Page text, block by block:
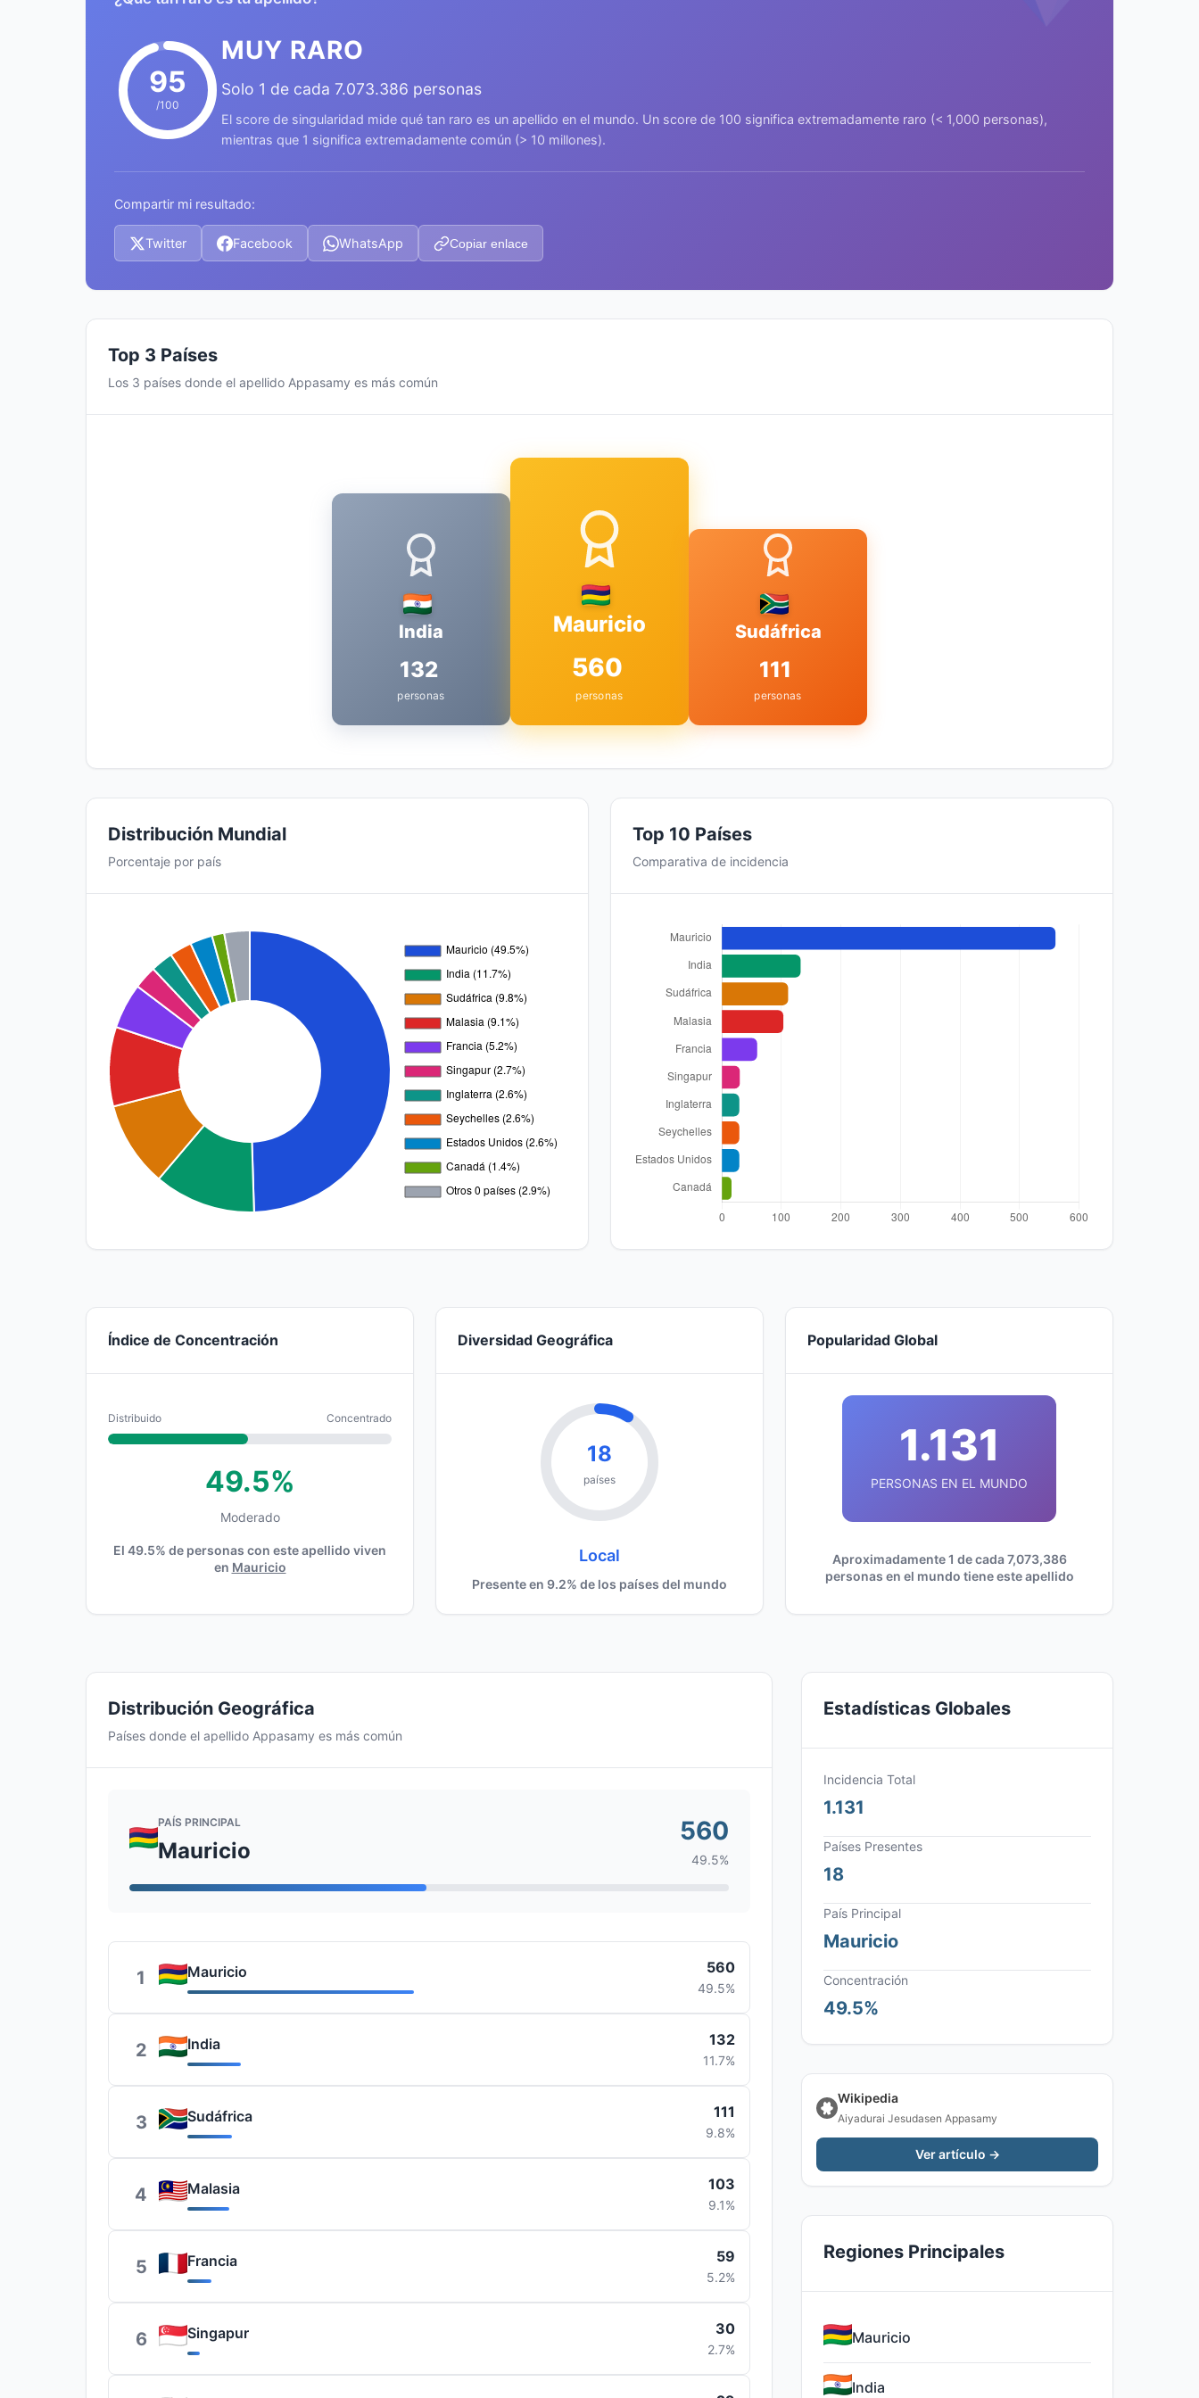
95
/100
MUY RARO
Solo 1 de cada 7.073.386 personas
El score de singularidad mide qué tan raro es un apellido en el mundo. Un score de 100 significa extremadamente raro (< 1,000 personas),
mientras que 1 significa extremadamente común (> 10 millones).
Compartir mi resultado:
Twitter Facebook WhatsApp Copiar enlace
Top 3 Países
Los 3 países donde el apellido Appasamy es más común
India
132
personas
Mauricio
560
personas
Sudáfrica
111
personas
Distribución Mundial
Porcentaje por país
Top 10 Países
Comparativa de incidencia
Índice de Concentración
Distribuido Concentrado
49.5%
Moderado
El 49.5% de personas con este apellido viven
en Mauricio
Diversidad Geográfica
18
países
Local
Presente en 9.2% de los países del mundo
Popularidad Global
1.131
PERSONAS EN EL MUNDO
Aproximadamente 1 de cada 7,073,386
personas en el mundo tiene este apellido
Distribución Geográfica
Países donde el apellido Appasamy es más común
PAÍS PRINCIPAL
Mauricio
560
49.5%
1 Mauricio 560
49.5%
2 India 132
11.7%
3 Sudáfrica 111
9.8%
4 Malasia 103
9.1%
5 Francia 59
5.2%
6 Singapur 30
2.7%
Estadísticas Globales
Incidencia Total
1.131
Países Presentes
18
País Principal
Mauricio
Concentración
49.5%
Wikipedia
Aiyadurai Jesudasen Appasamy
Ver artículo →
Regiones Principales
Mauricio
India